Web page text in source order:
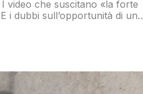
video che suscitano «la forte
i dubbi sull’opportunità di una